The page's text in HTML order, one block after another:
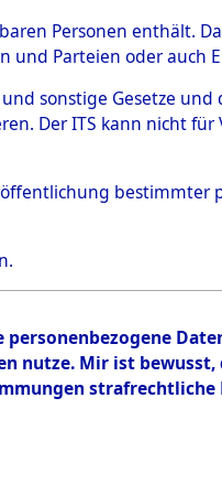
LUCIEN
Personen enthält.
und Parteien oder auch
sonstige Gesetze
Der ITS kann nicht
bestimmter
Mir ist bewusst,
strafrechtliche